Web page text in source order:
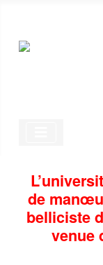
de
belliciste
venue